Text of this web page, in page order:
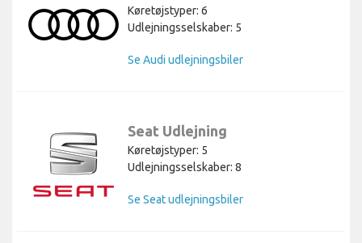
Køretøjstyper: 6
Udlejningsselskaber: 5
Se Audi udlejningsbiler
Seat Udlejning
Køretøjstyper: 5
Udlejningsselskaber: 8
Se Seat udlejningsbiler